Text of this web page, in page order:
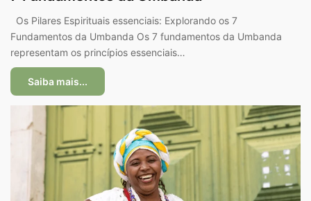
Os Pilares Espirituais essenciais: Explorando os 7
Fundamentos da Umbanda Os 7 fundamentos da Umbanda
representam os princípios essenciais…
Saiba mais...